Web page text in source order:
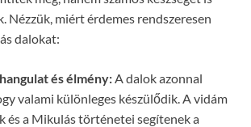
Nézzük, miért érdemes rendszeresen
dalokat:
és élmény:A dalok azonnal
valami különleges készülődik. A vidám
és a Mikulás történetei segítenek a